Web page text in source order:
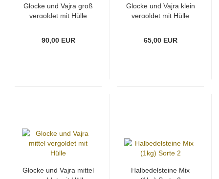
Glocke und Vajra groß
vergoldet mit Hülle
90,00 EUR
Glocke und Vajra klein
vergoldet mit Hülle
65,00 EUR
Glocke und Vajra mittel
Halbedelsteine Mix